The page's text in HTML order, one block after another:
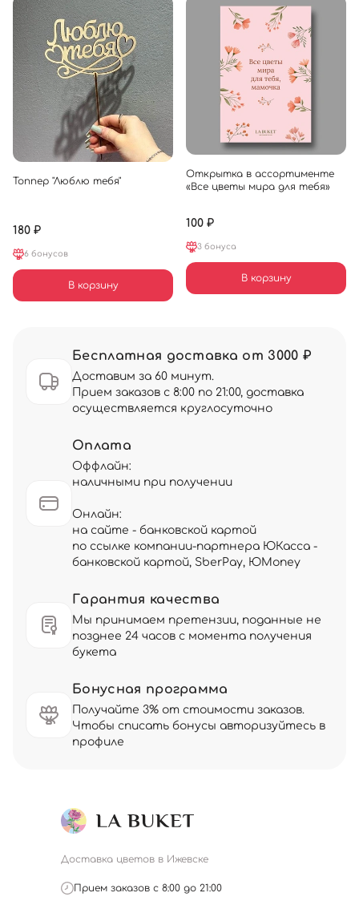
Топпер "Люблю тебя"
180 ₽
6 бонусов
В корзину
Открытка в ассортименте
«Все цветы мира для тебя»
100 ₽
3 бонуса
В корзину
Бесплатная доставка от 3000 ₽
Доставим за 60 минут.
Прием заказов с 8:00 по 21:00, доставка
осуществляется круглосуточно
Оплата
Оффлайн:
наличными при получении
Онлайн:
на сайте - банковской картой
по ссылке компании-партнера ЮКасса -
банковской картой, SberPay, ЮMoney
Гарантия качества
Мы принимаем претензии, поданные не
позднее 24 часов с момента получения
букета
Бонусная программа
Получайте 3% от стоимости заказов.
Чтобы списать бонусы авторизуйтесь в
профиле
Доставка цветов в Ижевске
Прием заказов с 8:00 до 21:00